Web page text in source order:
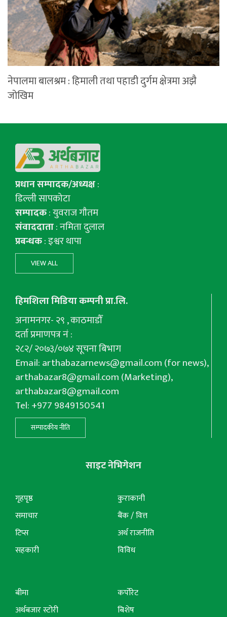
नेपालमा बालश्रम : हिमाली तथा पहाडी दुर्गम क्षेत्रमा अझै
जोखिम
प्रधान सम्पादक/अध्यक्ष:
डिल्ली सापकोटा
सम्पादक: युवराज गाैतम
संवाददाता: नमिता दुलाल
प्रबन्धक: इश्वर थापा
VIEW ALL
हिमशिला मिडिया कम्पनी प्रा.लि.
अनामनगर- २९ , काठमाडौँ
दर्ता प्रमाणपत्र नं :
२८२/ २०७३/०७४ सूचना बिभाग
Email:arthabazarnews@gmail.com(for news),
arthabazar8@gmail.com(Marketing),
arthabazar8@gmail.com
Tel: +977 9849150541
सम्पादकीय नीति
साइट नेभिगेशन
गृहपृष्ठ
समाचार
टिप्स
सहकारी
कुराकानी
बैंक / वित्त
अर्थ राजनीति
विविध
बीमा
अर्थबजार स्टोरी
कर्पोरेट
बिशेष